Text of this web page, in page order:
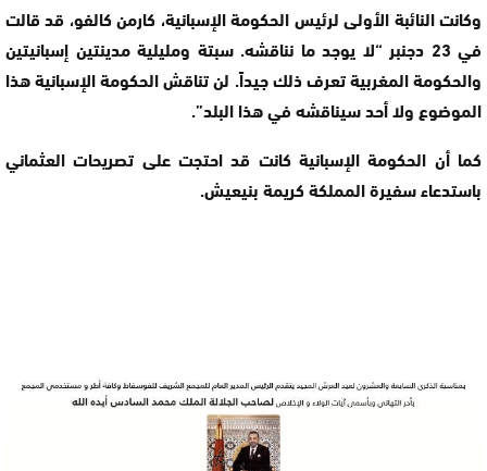
وكانت النائبة الأولى لرئيس الحكومة الإسبانية، كارمن كالفو، قد قالت
في 23 دجنبر “لا يوجد ما نناقشه. سبتة ومليلية مدينتين إسبانيتين
والحكومة المغربية تعرف ذلك جيداً. لن تناقش الحكومة الإسبانية هذا
الموضوع ولا أحد سيناقشه في هذا البلد”.
كما أن الحكومة الإسبانية كانت قد احتجت على تصريحات العثماني
باستدعاء سفيرة المملكة كريمة بنيعيش.